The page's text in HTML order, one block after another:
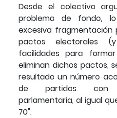
Desde el colectivo
problema de fondo,
excesiva fragmentación
pactos electorales
facilidades para
eliminan dichos pactos,
resultado un número
de partidos con
parlamentaria, al igual
70".